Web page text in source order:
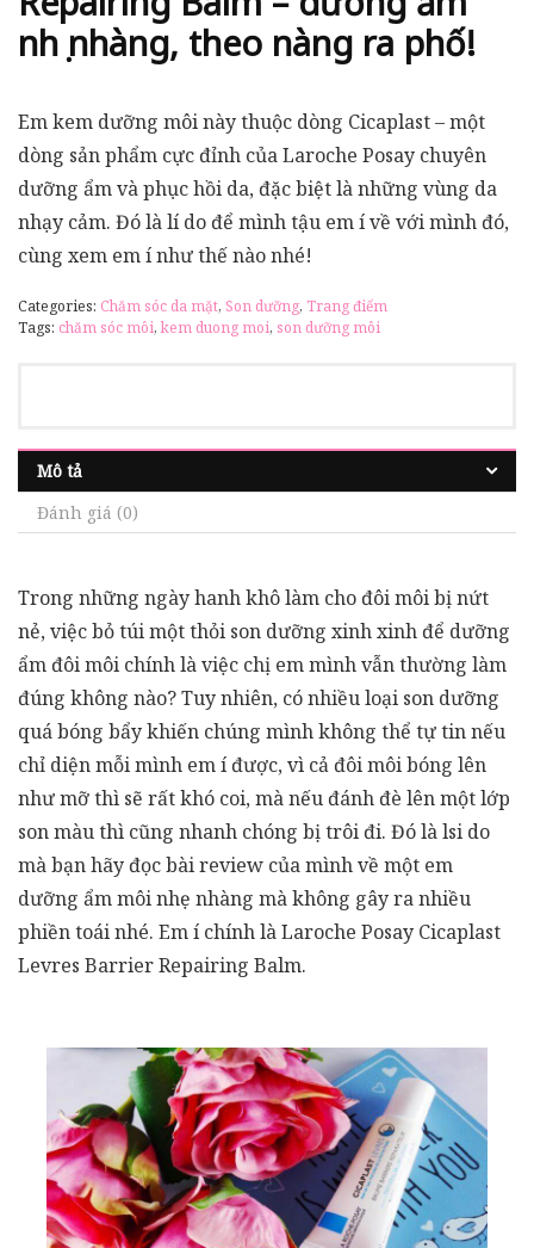
nhẹ nhàng, theo nàng ra phố!
Em kem dưỡng môi này thuộc dòng Cicaplast – một
dòng sản phẩm cực đỉnh của Laroche Posay chuyên
dưỡng ẩm và phục hồi da, đặc biệt là những vùng da
nhạy cảm. Đó là lí do để mình tậu em í về với mình đó,
cùng xem em í như thế nào nhé!
Categories: Chăm sóc da mặt, Son dưỡng, Trang điểm
Tags: chăm sóc môi,kem duong moi, son dưỡng môi
Mô tả
Đánh giá (0)
Trong những ngày hanh khô làm cho đôi môi bị nứt
nẻ, việc bỏ túi một thỏi son dưỡng xinh xinh để dưỡng
ẩm đôi môi chính là việc chị em mình vẫn thường làm
đúng không nào? Tuy nhiên, có nhiều loại son dưỡng
quá bóng bẩy khiến chúng mình không thể tự tin nếu
chỉ diện mỗi mình em í được, vì cả đôi môi bóng lên
như mỡ thì sẽ rất khó coi, mà nếu đánh đè lên một lớp
son màu thì cũng nhanh chóng bị trôi đi. Đó là lsi do
mà bạn hãy đọc bài review của mình về một em
dưỡng ẩm môi nhẹ nhàng mà không gây ra nhiều
phiền toái nhé. Em í chính là Laroche Posay Cicaplast
Levres Barrier Repairing Balm.